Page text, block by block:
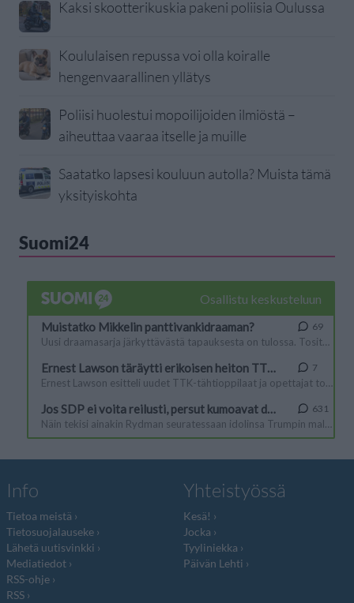
Kaksi skootterikuskia pakeni poliisia Oulussa
Koululaisen repussa voi olla koiralle
hengenvaarallinen yllätys
Poliisi huolestui mopoilijoiden ilmiöstä –
aiheuttaa vaaraa itselle ja muille
Saatatko lapsesi kouluun autolla? Muista tämä
yksityiskohta
Suomi24
Info
Tietoa meistä
Tietosuojalauseke
Lähetä uutisvinkki
Mediatiedot
RSS-ohje
RSS
Yhteistyössä
Kesä!
Jocka
Tyyliniekka
Päivän Lehti